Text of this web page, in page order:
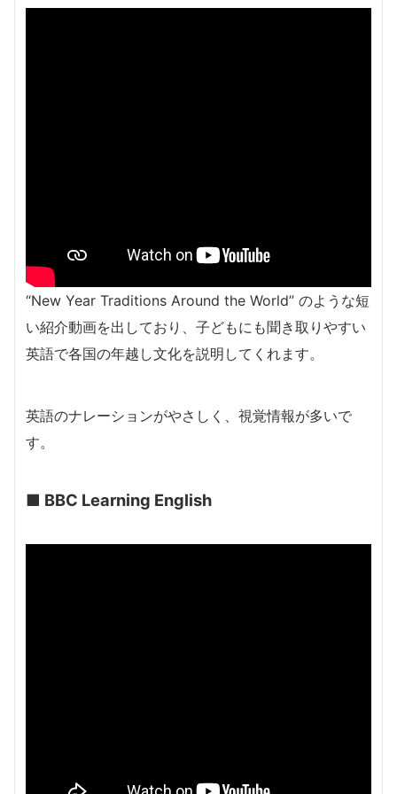
“New Year Traditions Around the World” のような短
い紹介動画を出しており、子どもにも聞き取りやすい
英語で各国の年越し文化を説明してくれます。
英語のナレーションがやさしく、視覚情報が多いで
す。
■ BBC Learning English